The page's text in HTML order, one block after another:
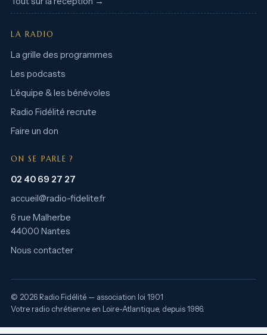
LA RADIO
La grille des programmes
Les podcasts
L’équipe & les bénévoles
Radio Fidélité recrute
Faire un don
ON SE PARLE ?
02 40 69 27 27
accueil@radio-fidelite.fr
6 rue Malherbe
44000 Nantes
Nous contacter
© 2026 Radio Fidélité — association loi 1901
Votre radio chrétienne en Loire-Atlantique, depuis 1986.